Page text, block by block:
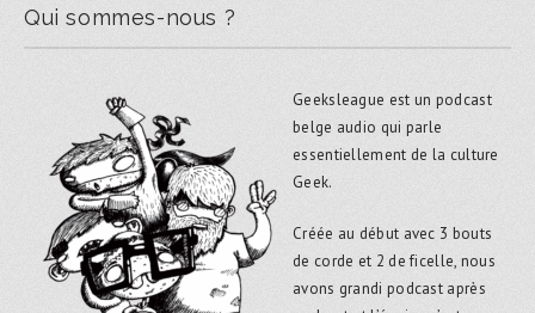
Qui sommes-nous ?
Geeksleague est un podcast
belge audio qui parle
essentiellement de la culture
Geek.
Créée au début avec 3 bouts
de corde et 2 de ficelle, nous
avons grandi podcast après